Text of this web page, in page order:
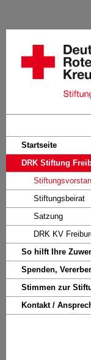
Startseite
DRK Stiftung
Stiftungsbeirat
Satzung
DRK KV
So hilft Ihre
Spenden,
Stimmen zur
Kontakt /